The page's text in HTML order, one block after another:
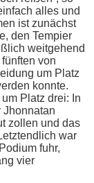
alles und
ist zunächst
den Tempier
weitgehend
von
um Platz
konnte.
Platz drei: In
Jhonnatan
zollen und das
war
fuhr,
vier